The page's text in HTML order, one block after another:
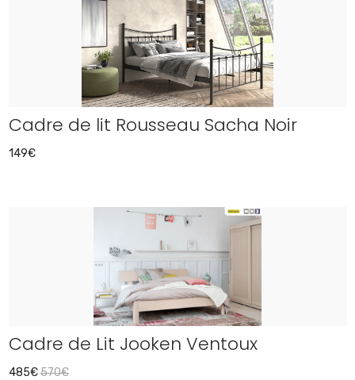
Cadre de lit Rousseau Sacha Noir
149€
Cadre de Lit Jooken Ventoux
485€570€